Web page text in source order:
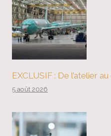
EXCLUSIF : De l’atelier
5 août 2026